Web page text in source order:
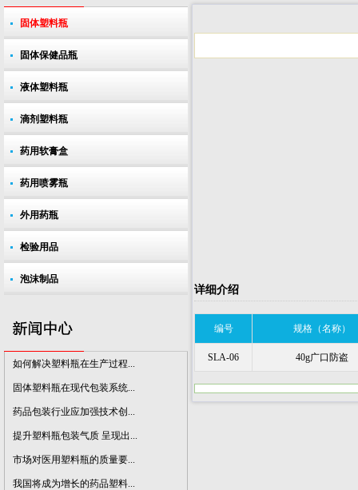
固体塑料瓶
固体保健品瓶
液体塑料瓶
滴剂塑料瓶
药用软膏盒
药用喷雾瓶
外用药瓶
检验用品
泡沫制品
如何解决塑料瓶在生产过程...
固体塑料瓶在现代包装系统...
市场对医用塑料瓶的质量要...
我国将成为增长的药品塑料...
如何解决塑料瓶在生产过程...
固体塑料瓶在现代包装系统...
药品包装行业应加强技术创...
提升塑料瓶包装气质 呈现出...
市场对医用塑料瓶的质量要...
我国将成为增长的药品塑料...
详细介绍
编号 规格（名称）
SLA-06 40g广口防盗